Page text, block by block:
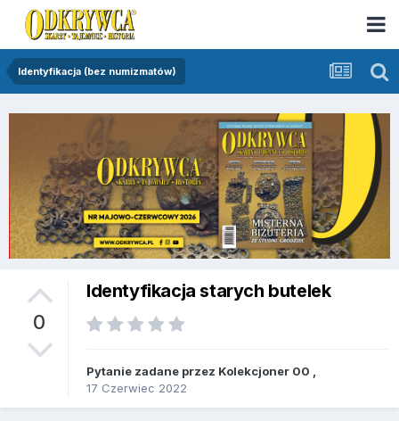
Identyfikacja (bez numizmatów)
0
Identyfikacja starych butelek
Pytanie zadane przez Kolekcjoner 00
17 Czerwiec 2022